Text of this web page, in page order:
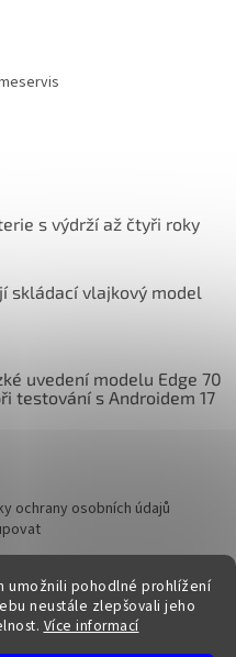
umožnili pohodlné prohlížení
neustále zlepšovali jeho
Více informací
s výdrží až čtyři roky
skládací vlajkový model
uvedení modelu Edge 70
testování s Androidem 17
ochrany osobních údajů
Shoptet